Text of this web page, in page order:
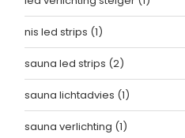
nis led strips (1)
sauna led strips (2)
sauna lichtadvies (1)
sauna verlichting (1)